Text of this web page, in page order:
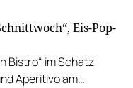
Eis-Pop-
Bistro“ im Schatz
Aperitivo am